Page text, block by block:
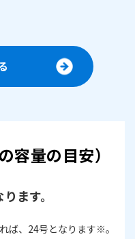
容量の目安）
ます。
ば、24号となります※。